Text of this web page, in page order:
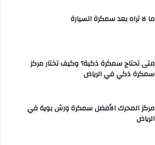
ما لا تراه بعد سمكرة السيارة
متى تحتاج سمكرة ذكية؟ وكيف تختار مركز
سمكرة ذكي في الرياض
مركز المحرك الأفضل سمكرة ورش بوية في
الرياض